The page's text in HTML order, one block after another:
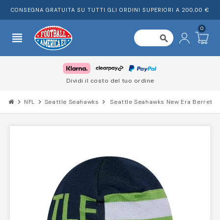
CONSEGNA GRATUITA SU TUTTI GLI ORDINI SUPERIORI A 200,00 €
view_headline search
0
Dividi il costo del tuo ordine
chevron_right NFL chevron_right Seattle Seahawks chevron_right Seattle Seahawks New Era